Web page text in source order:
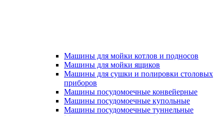
Машины для мойки котлов и подносов
Машины для мойки ящиков
Машины для сушки и полировки столовых
приборов
Машины посудомоечные конвейерные
Машины посудомоечные купольные
Машины посудомоечные туннельные